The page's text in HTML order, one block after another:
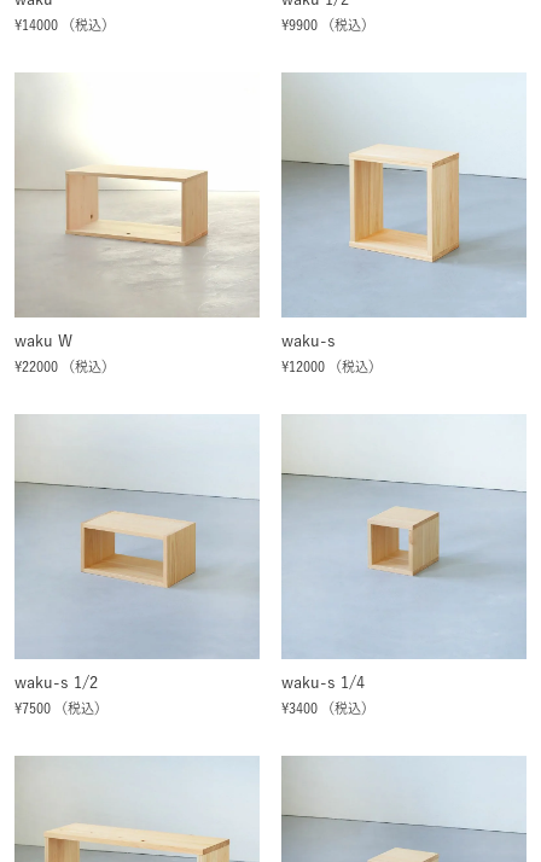
¥14000 （税込） ¥9900 （税込）
waku W
¥22000 （税込）
waku-s
¥12000 （税込）
waku-s 1/2
¥7500 （税込）
waku-s 1/4
¥3400 （税込）